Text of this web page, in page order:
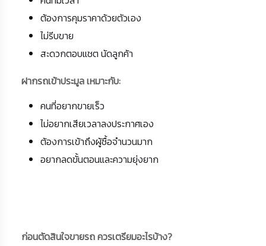
ต้องการคุมราคาด้วยตัวเอง
ไม่รีบขาย
สะดวกตอบแชต นัดลูกค้า
ฝากรถเข้าประมูล เหมาะกับ:
คนที่อยากขายเร็ว
ไม่อยากเสียเวลาลงประกาศเอง
ต้องการเข้าถึงผู้ซื้อจำนวนมาก
อยากลดขั้นตอนและความยุ่งยาก
ก่อนตัดสินใจขายรถ ควรเตรียมอะไรบ้าง?